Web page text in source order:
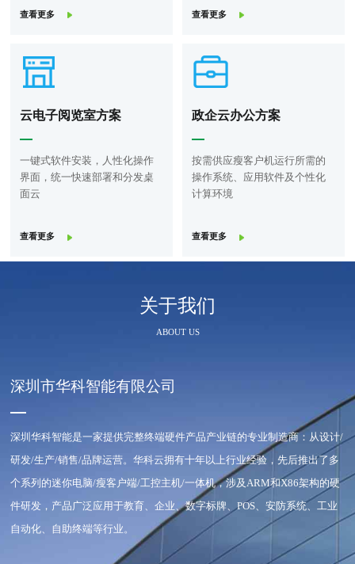
查看更多 查看更多
云电子阅览室方案
一键式软件安装，人性化操作
界面，统一快速部署和分发桌
面云
查看更多
政企云办公方案
按需供应瘦客户机运行所需的
操作系统、应用软件及个性化
计算环境
查看更多
关于我们
ABOUT US
深圳市华科智能有限公司
深圳华科智能是一家提供完整终端硬件产品产业链的专业制造商：从设计/
研发/生产/销售/品牌运营。华科云拥有十年以上行业经验，先后推出了多
个系列的迷你电脑/瘦客户端/工控主机/一体机，涉及ARM和X86架构的硬
件研发，产品广泛应用于教育、企业、数字标牌、POS、安防系统、工业
自动化、自助终端等行业。